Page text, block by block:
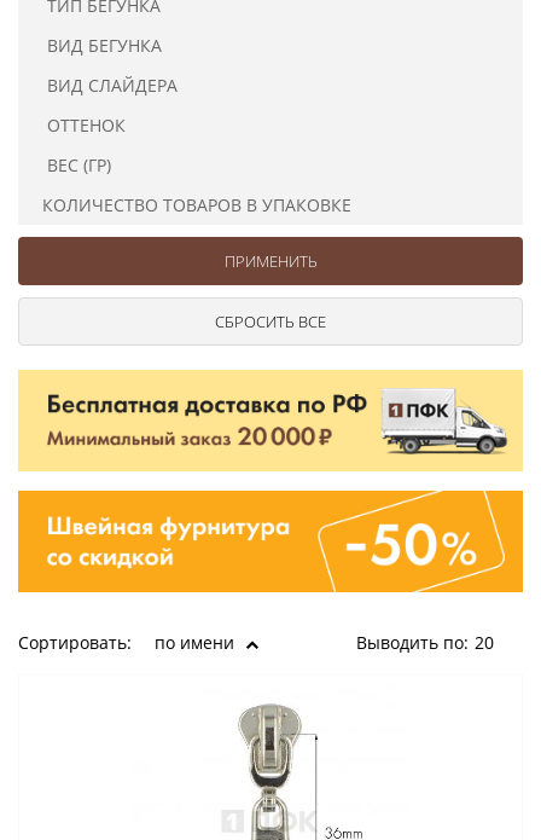
ТИП БЕГУНКА
ВИД БЕГУНКА
ВИД СЛАЙДЕРА
ОТТЕНОК
ВЕС (ГР)
КОЛИЧЕСТВО ТОВАРОВ В УПАКОВКЕ
Сортировать: по имени Выводить по: 20
Ушковые
Шторные
Цепочки шарики с замком
Ткани
Шнуры
Элементы декора